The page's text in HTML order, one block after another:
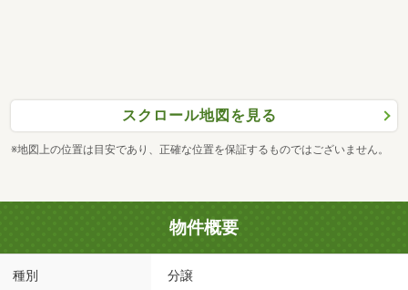
スクロール地図を見る
※地図上の位置は目安であり、正確な位置を保証するものではございません。
物件概要
種別 分譲